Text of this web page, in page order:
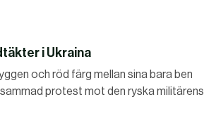
i Ukraina
och röd färg mellan sina bara ben
protest mot den ryska militärens